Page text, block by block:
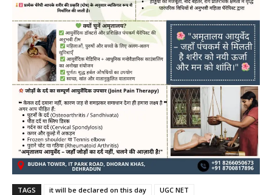
TAGS it will be declared on this day
UGC NET